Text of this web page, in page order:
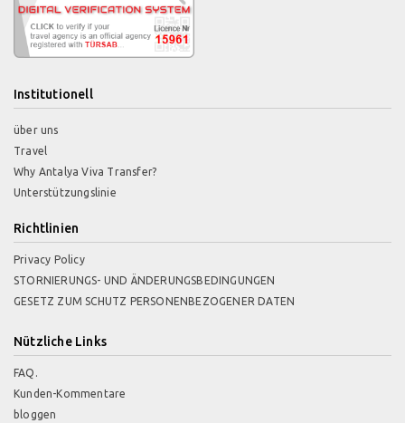
Institutionell
über uns
Travel
Why Antalya Viva Transfer?
Unterstützungslinie
Richtlinien
Privacy Policy
STORNIERUNGS- UND ÄNDERUNGSBEDINGUNGEN
GESETZ ZUM SCHUTZ PERSONENBEZOGENER DATEN
Nützliche Links
FAQ.
Kunden-Kommentare
bloggen